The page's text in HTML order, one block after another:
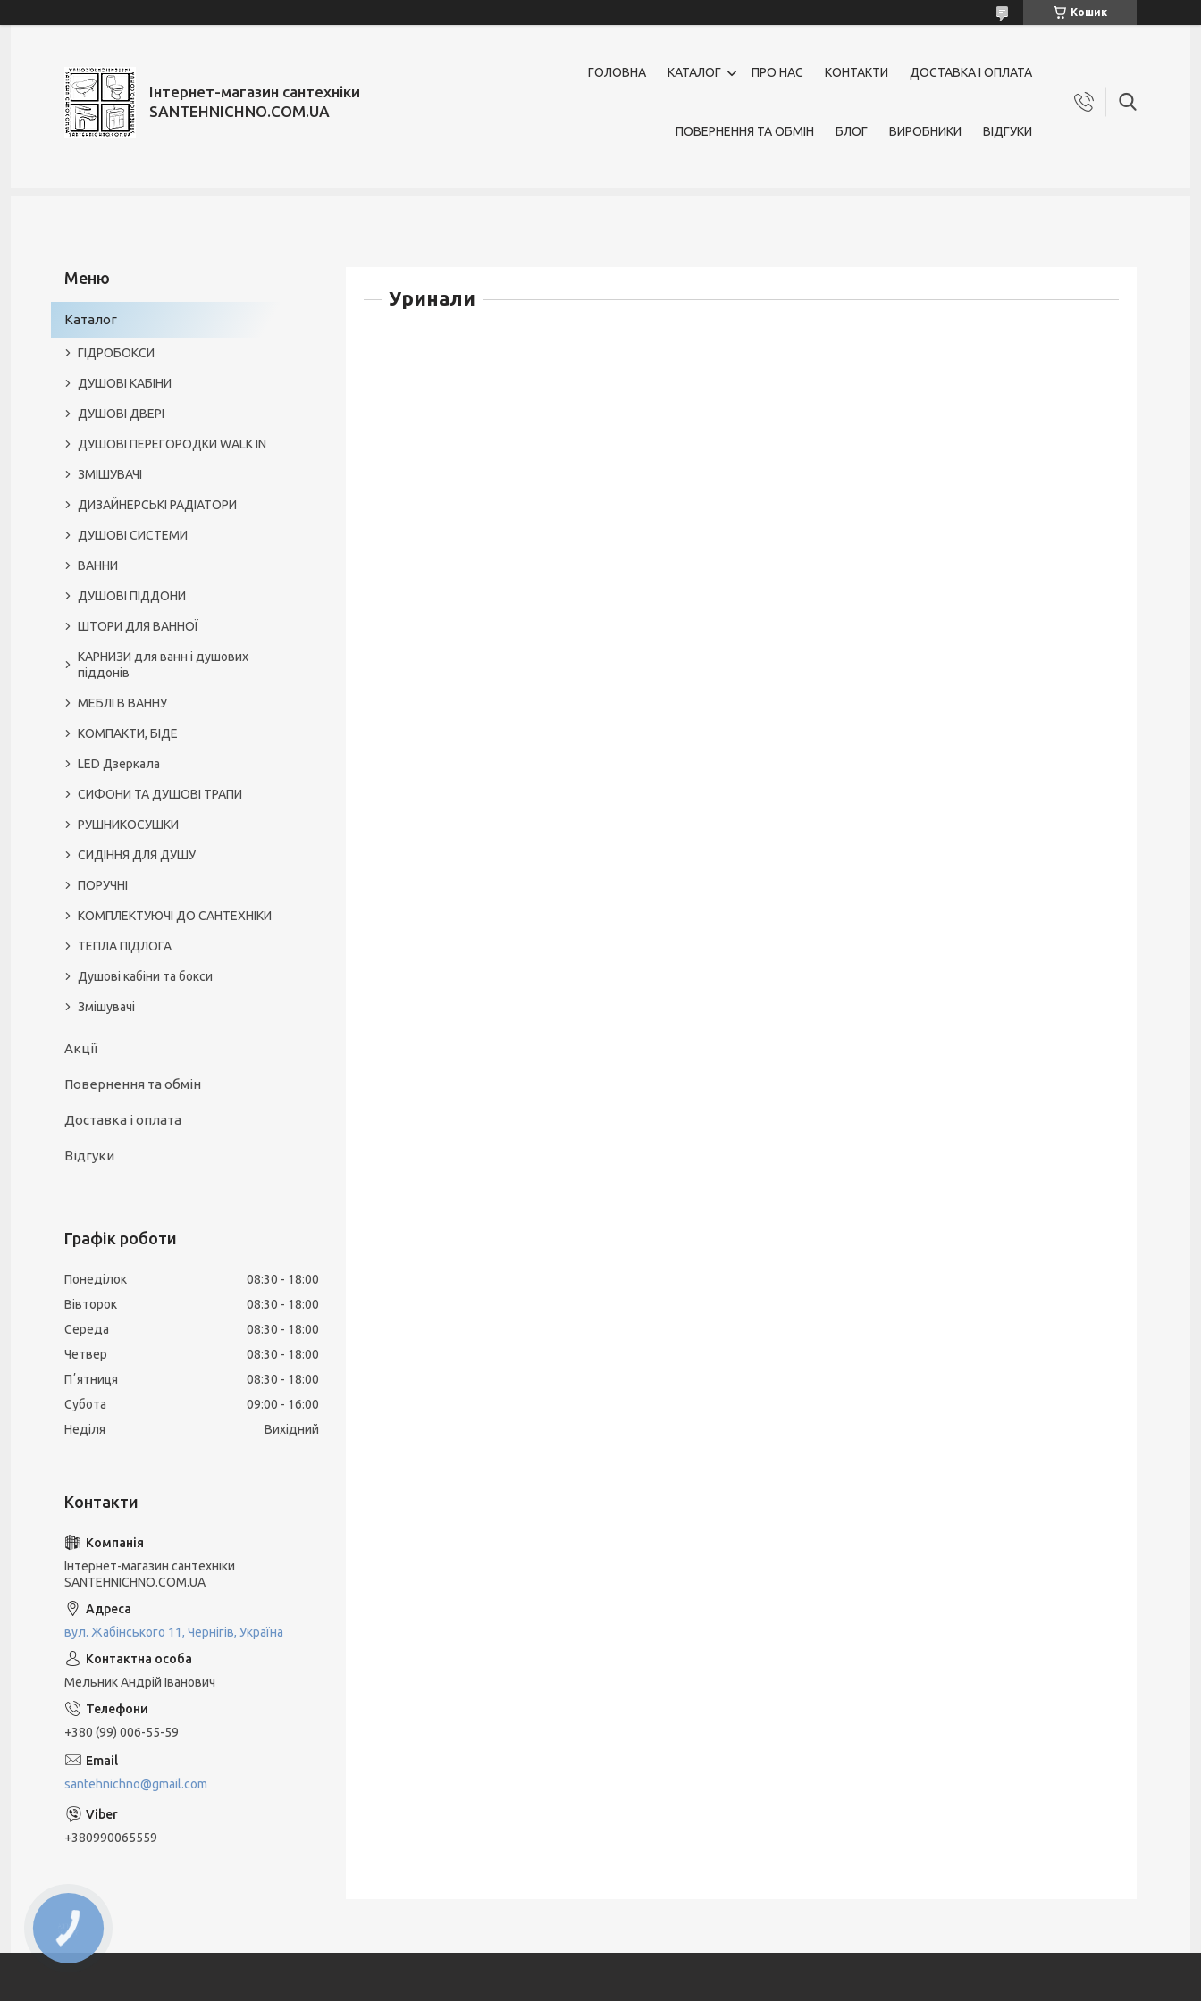
Кошик
Інтернет-магазин сантехніки
SANTEHNICHNO.COM.UA
ГОЛОВНА КАТАЛОГ ПРО НАС КОНТАКТИ ДОСТАВКА І ОПЛАТА
ПОВЕРНЕННЯ ТА ОБМІН БЛОГ ВИРОБНИКИ ВІДГУКИ
Уринали
Каталог
ГІДРОБОКСИ
ДУШОВІ КАБІНИ
ДУШОВІ ДВЕРІ
ДУШОВІ ПЕРЕГОРОДКИ WALK IN
ЗМІШУВАЧІ
ДИЗАЙНЕРСЬКІ РАДІАТОРИ
ДУШОВІ СИСТЕМИ
ВАННИ
ДУШОВІ ПІДДОНИ
ШТОРИ ДЛЯ ВАННОЇ
КАРНИЗИ для ванн і душових
піддонів
МЕБЛІ В ВАННУ
КОМПАКТИ, БІДЕ
LED Дзеркала
СИФОНИ ТА ДУШОВІ ТРАПИ
РУШНИКОСУШКИ
СИДІННЯ ДЛЯ ДУШУ
ПОРУЧНІ
КОМПЛЕКТУЮЧІ ДО САНТЕХНІКИ
ТЕПЛА ПІДЛОГА
Душові кабіни та бокси
Змішувачі
Акції
Повернення та обмін
Доставка і оплата
Відгуки
Графік роботи
Понеділок 08:30
18:00
Вівторок
08:30
18:00
Середа
08:30
18:00
Четвер
08:30
18:00
Пʼятниця
08:30
18:00
Субота
09:00
16:00
Неділя
Вихідний
Інтернет-магазин сантехніки
SANTEHNICHNO.COM.UA
вул. Жабінського 11, Чернігів, Україна
Мельник Андрій Іванович
+380 (99) 006-55-59
santehnichno@gmail.com
+380990065559
КНОПКА
ЗВ'ЯЗКУ